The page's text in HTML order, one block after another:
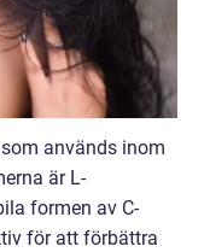
används inom
är L-
formen av C-
för att förbättra